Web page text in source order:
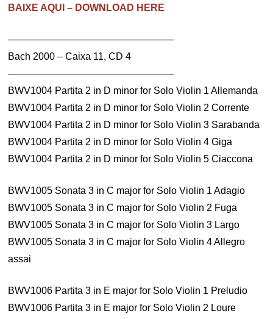
BAIXE AQUI – DOWNLOAD HERE
—————————————————
Bach 2000 – Caixa 11, CD 4
—————————————————
BWV1004 Partita 2 in D minor for Solo Violin 1 Allemanda
BWV1004 Partita 2 in D minor for Solo Violin 2 Corrente
BWV1004 Partita 2 in D minor for Solo Violin 3 Sarabanda
BWV1004 Partita 2 in D minor for Solo Violin 4 Giga
BWV1004 Partita 2 in D minor for Solo Violin 5 Ciaccona
BWV1005 Sonata 3 in C major for Solo Violin 1 Adagio
BWV1005 Sonata 3 in C major for Solo Violin 2 Fuga
BWV1005 Sonata 3 in C major for Solo Violin 3 Largo
BWV1005 Sonata 3 in C major for Solo Violin 4 Allegro
assai
BWV1006 Partita 3 in E major for Solo Violin 1 Preludio
BWV1006 Partita 3 in E major for Solo Violin 2 Loure